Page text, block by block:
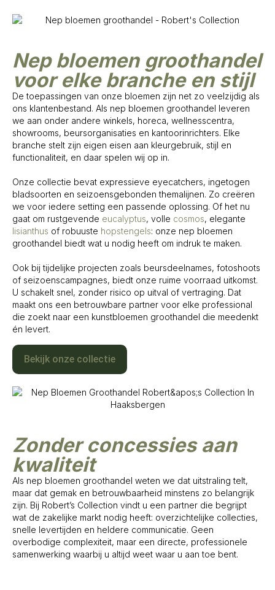
Nep bloemen groothandel
voor elke branche en stijl
De toepassingen van onze bloemen zijn net zo veelzijdig als
ons klantenbestand. Als nep bloemen groothandel leveren
we aan onder andere winkels, horeca, wellnesscentra,
showrooms, beursorganisaties en kantoorinrichters. Elke
branche stelt zijn eigen eisen aan kleurgebruik, stijl en
functionaliteit, en daar spelen wij op in.
Onze collectie bevat expressieve eyecatchers, ingetogen
bladsoorten en seizoensgebonden themalijnen. Zo creëren
we voor iedere setting een passende oplossing. Of het nu
gaat om rustgevende eucalyptus, volle cosmos, elegante
lisianthus of robuuste hopstengels: onze nep bloemen
groothandel biedt wat u nodig heeft om indruk te maken.
Ook bij tijdelijke projecten zoals beursdeelnames, fotoshoots
of seizoenscampagnes, biedt onze ruime voorraad uitkomst.
U schakelt snel, zonder risico op uitval of vertraging. Dat
maakt ons een betrouwbare partner voor elke professional
die zoekt naar een kunstbloemen groothandel die meedenkt
én levert.
Bekijk onze collectie
Zonder concessies aan
kwaliteit
Als nep bloemen groothandel weten we dat uitstraling telt,
maar dat gemak en betrouwbaarheid minstens zo belangrijk
zijn. Bij Robert’s Collection vindt u een partner die begrijpt
wat de zakelijke markt nodig heeft: overzichtelijke collecties,
snelle levertijden en heldere communicatie. Geen
overbodige complexiteit, maar een directe, professionele
samenwerking waarbij u altijd weet waar u aan toe bent.